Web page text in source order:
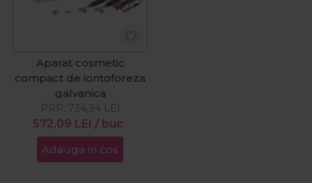
Aparat cosmetic
compact de iontoforeza
galvanica
572,09 LEI / buc
PRP: 734,94 LEI
Adauga in cos